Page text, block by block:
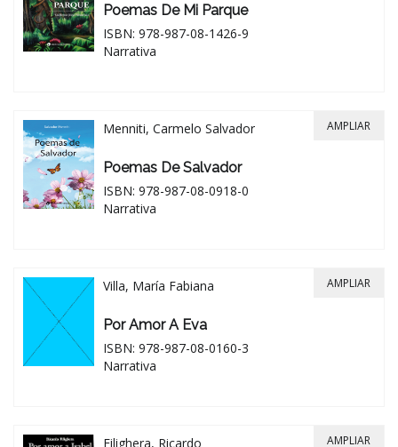
Poemas De Mi Parque
ISBN: 978-987-08-1426-9
Narrativa
Menniti, Carmelo Salvador
Poemas De Salvador
ISBN: 978-987-08-0918-0
Narrativa
AMPLIAR
Villa, María Fabiana
Por Amor A Eva
ISBN: 978-987-08-0160-3
Narrativa
AMPLIAR
Filighera, Ricardo AMPLIAR